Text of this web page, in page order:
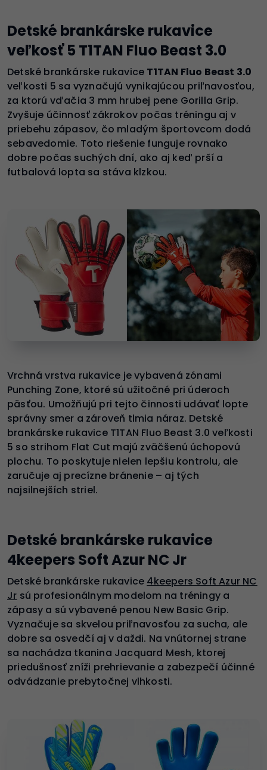
Detské brankárske rukavice
veľkosť 5 T1TAN Fluo Beast 3.0
Detské brankárske rukavice T1TAN Fluo Beast 3.0
veľkosti 5 sa vyznačujú vynikajúcou priľnavosťou,
za ktorú vďačia 3 mm hrubej pene Gorilla Grip.
Zvyšuje účinnosť zákrokov počas tréningu aj v
priebehu zápasov, čo mladým športovcom dodá
sebavedomie. Toto riešenie funguje rovnako
dobre počas suchých dní, ako aj keď prší a
futbalová lopta sa stáva klzkou.
Vrchná vrstva rukavice je vybavená zónami
Punching Zone, ktoré sú užitočné pri úderoch
päsťou. Umožňujú pri tejto činnosti udávať lopte
správny smer a zároveň tlmia náraz. Detské
brankárske rukavice T1TAN Fluo Beast 3.0 veľkosti
5 so strihom Flat Cut majú zväčšenú úchopovú
plochu. To poskytuje nielen lepšiu kontrolu, ale
zaručuje aj precízne bránenie – aj tých
najsilnejších striel.
Detské brankárske rukavice
4keepers Soft Azur NC Jr
Detské brankárske rukavice 4keepers Soft Azur NC
Jr sú profesionálnym modelom na tréningy a
zápasy a sú vybavené penou New Basic Grip.
Vyznačuje sa skvelou priľnavosťou za sucha, ale
dobre sa osvedčí aj v daždi. Na vnútornej strane
sa nachádza tkanina Jacquard Mesh, ktorej
priedušnosť zníži prehrievanie a zabezpečí účinné
odvádzanie prebytočnej vlhkosti.